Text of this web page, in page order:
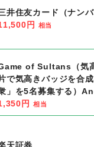
井住友カード（ナンバ
円
相当
of Sultans（気
で気高きバッジを合
」を5名募集する）
円
相当